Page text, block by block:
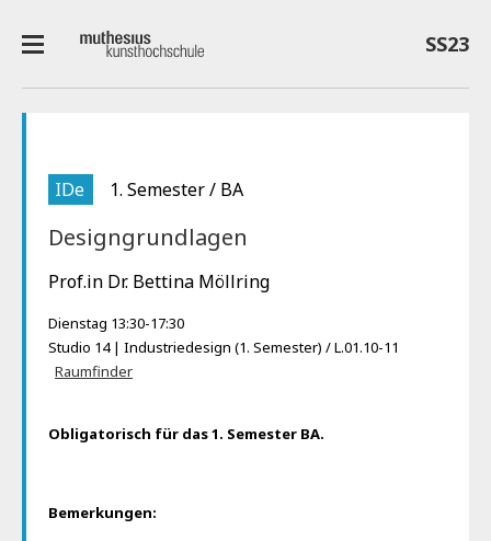
SS23
IDe 1. Semester / BA
Designgrundlagen
Prof.in Dr. Bettina Möllring
Dienstag 13:30-17:30
Studio 14 | Industriedesign (1. Semester) / L.01.10-11
Raumfinder
Obligatorisch für das 1. Semester BA.
Bemerkungen: